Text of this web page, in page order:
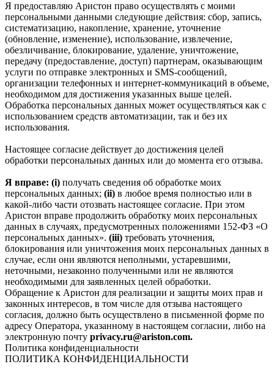
Я предоставляю Аристон право осуществлять с моими
персональными данными следующие действия: сбор, запись,
систематизацию, накопление, хранение, уточнение
(обновление, изменение), использование, извлечение,
обезличивание, блокирование, удаление, уничтожение,
передачу (предоставление, доступ) партнерам, оказывающим
услуги по отправке электронных и SMS‑сообщений,
организации телефонных и интернет‑коммуникаций в объеме,
необходимом для достижения указанных выше целей.
Обработка персональных данных может осуществляться как с
использованием средств автоматизации, так и без их
использования.
Настоящее согласие действует до достижения целей
обработки персональных данных или до момента его отзыва.
Я вправе: (i) получать сведения об обработке моих
персональных данных; (ii) в любое время полностью или в
какой-либо части отозвать настоящее согласие. При этом
Аристон вправе продолжить обработку моих персональных
данных в случаях, предусмотренных положениями 152-ФЗ «О
персональных данных». (iii) требовать уточнения,
блокирования или уничтожения моих персональных данных в
случае, если они являются неполными, устаревшими,
неточными, незаконно полученными или не являются
необходимыми для заявленных целей обработки.
Обращение к Аристон для реализации и защиты моих прав и
законных интересов, в том числе для отзыва настоящего
согласия, должно быть осуществлено в письменной форме по
адресу Оператора, указанному в настоящем согласии, либо на
электронную почту privacy.ru@ariston.com.
Политика конфиденциальности
ПОЛИТИКА КОНФИДЕНЦИАЛЬНОСТИ